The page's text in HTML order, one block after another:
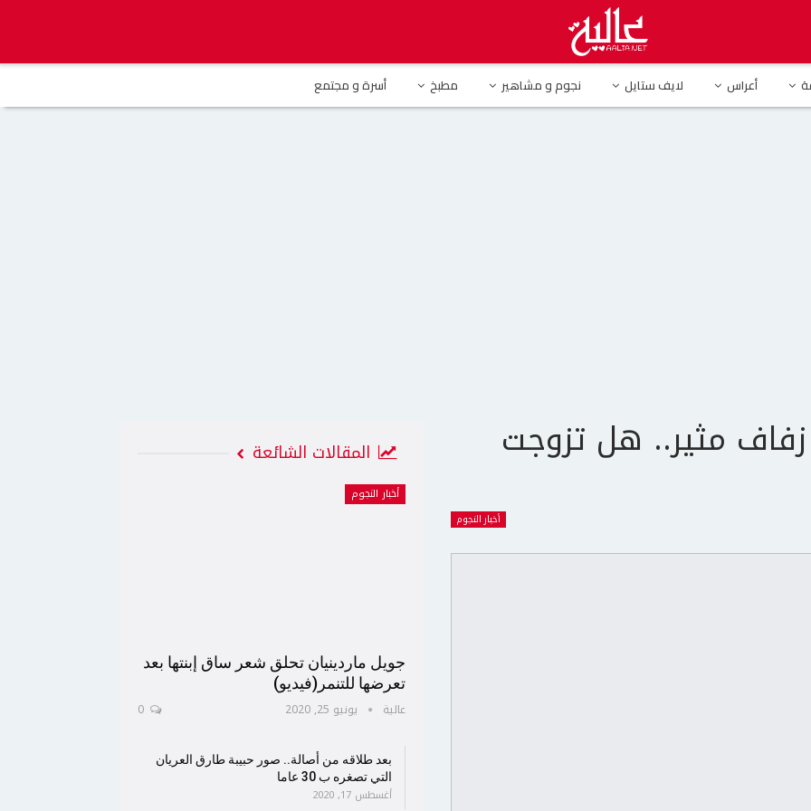
أعراس لايف ستايل نجوم و مشاهير مطبخ أسرة و مجتمع
زفاف مثير.. هل تزوجت للمرّة العاشرة؟
زفاف مثير.. هل تزوجت
أخبار النجوم
المقالات الشائعة
أخبار النجوم
جويل ماردينيان تحلق شعر ساق إبنتها بعد
تعرضها للتنمر(فيديو)
عالية يونيو 25, 2020
بعد طلاقه من أصالة.. صور حبيبة طارق العريان
التي تصغره ب 30 عاما
أغسطس 17, 2020